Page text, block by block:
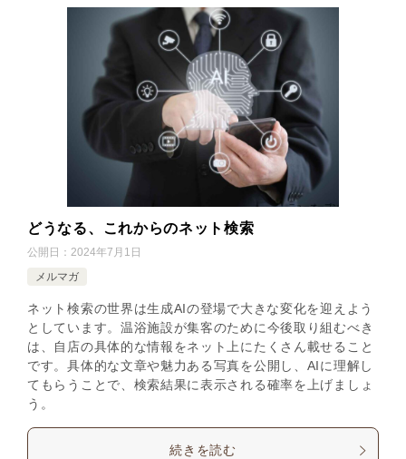
どうなる、これからのネット検索
公開日： 2024年7月1日
メルマガ
ネット検索の世界は生成AIの登場で大きな変化を迎えよう
としています。温浴施設が集客のために今後取り組むべき
は、自店の具体的な情報をネット上にたくさん載せること
です。具体的な文章や魅力ある写真を公開し、AIに理解し
てもらうことで、検索結果に表示される確率を上げましょ
う。
続きを読む